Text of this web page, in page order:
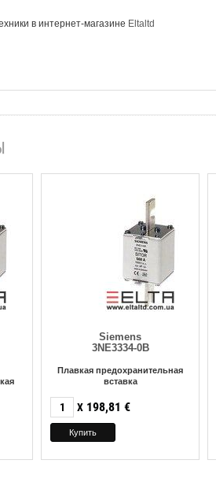
в интернет-магазине Eltaltd
Siemens
3NE3334-0B
Плавкая предохранительная
вставка
X 198,81 €